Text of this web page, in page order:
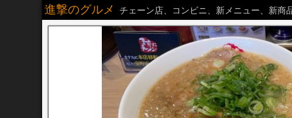
進撃のグルメ チェーン店、コンビニ、新メニュー、新商